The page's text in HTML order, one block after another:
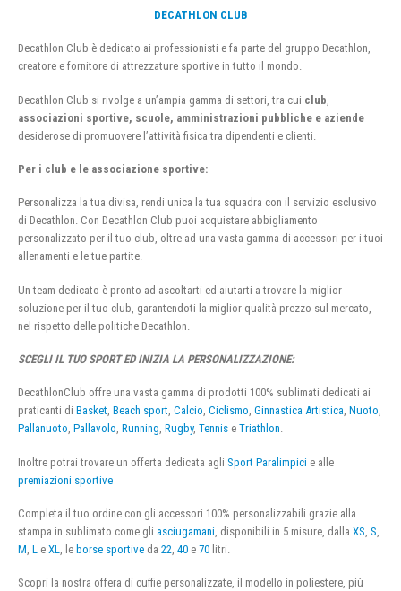
DECATHLON CLUB
Decathlon Club è dedicato ai professionisti e fa parte del gruppo Decathlon,
creatore e fornitore di attrezzature sportive in tutto il mondo.
Decathlon Club si rivolge a un’ampia gamma di settori, tra cui club
associazioni sportive, scuole, amministrazioni pubbliche e aziende
desiderose di promuovere l’attività fisica tra dipendenti e clienti.
Per i club e le associazione sportive:
Personalizza la tua divisa, rendi unica la tua squadra con il servizio esclusivo
di Decathlon. Con Decathlon Club puoi acquistare abbigliamento
personalizzato per il tuo club, oltre ad una vasta gamma di accessori per i tuoi
allenamenti e le tue partite.
Un team dedicato è pronto ad ascoltarti ed aiutarti a trovare la miglior
soluzione per il tuo club, garantendoti la miglior qualità prezzo sul mercato,
nel rispetto delle politiche Decathlon.
SCEGLI IL TUO SPORT ED INIZIA LA PERSONALIZZAZIONE:
DecathlonClub offre una vasta gamma di prodotti 100% sublimati dedicati ai
praticanti di Basket, Beach sport, Calcio, Ciclismo, Ginnastica Artistica, Nuoto,
Pallanuoto, Pallavolo, Running, Rugby, Tennis e Triathlon.
Inoltre potrai trovare un offerta dedicata agli Sport Paralimpici e alle
premiazioni sportive
Completa il tuo ordine con gli accessori 100% personalizzabili grazie alla
stampa in sublimato come gli asciugamani , disponibili in 5 misure, dalla XS S
M L e XL , le borse sportive da 22 40 e 70 litri.
Scopri la nostra offera di cuffie personalizzate, il modello in poliestere, più